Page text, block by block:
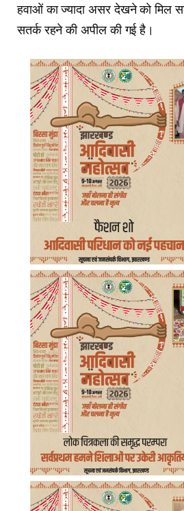
हवाओं का ज्यादा असर देखने को मिल
सतर्क रहने की अपील की गई है।